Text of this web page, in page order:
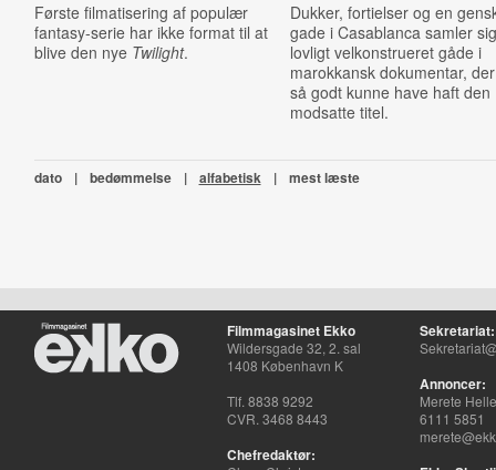
Første filmatisering af populær
fantasy-serie har ikke format til at
blive den nye Twilight.
Dukker, fortielser og en
gade i Casablanca samler
lovligt velkonstrueret gåde i
marokkansk dokumentar,
så godt kunne have haft den
modsatte titel.
dato | bedømmelse | alfabetisk | mest læste
Filmmagasinet Ekko
Wildersgade 32, 2. sal
1408 København K
Tlf. 8838 9292
CVR. 3468 8443
Chefredaktør:
Sekretariat:
Annoncer:
Merete
6111 5851